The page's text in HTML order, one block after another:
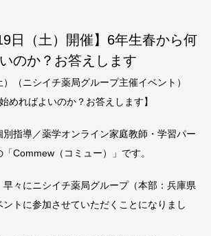
日（土）開催】6年生春から何
のか？お答えします
（ニシイチ薬局グループ主催イベント）
めればよいのか？お答えします】
別指導／薬学オンライン家庭教師・学習パー
Commew（コミュー）」です。
早々にニシイチ薬局グループ（本部：兵庫県
ントに参加させていただくことになりまし